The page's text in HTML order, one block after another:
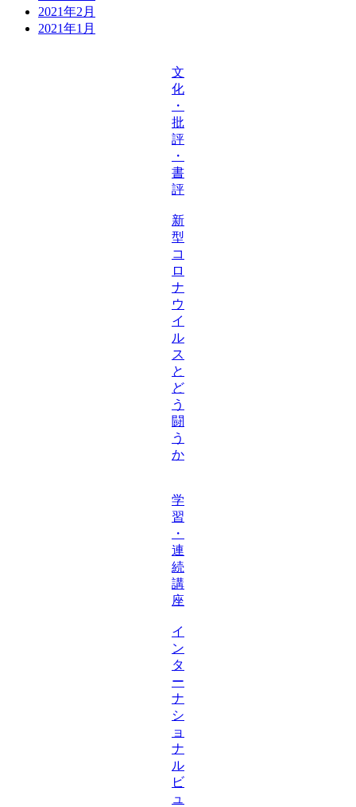
2021年2月
2021年1月
文
化
・
批
評
・
書
評
新
型
コ
ロ
ナ
ウ
イ
ル
ス
と
ど
う
闘
う
か
学
習
・
連
続
講
座
イ
ン
タ
ー
ナ
シ
ョ
ナ
ル
ビ
ュ